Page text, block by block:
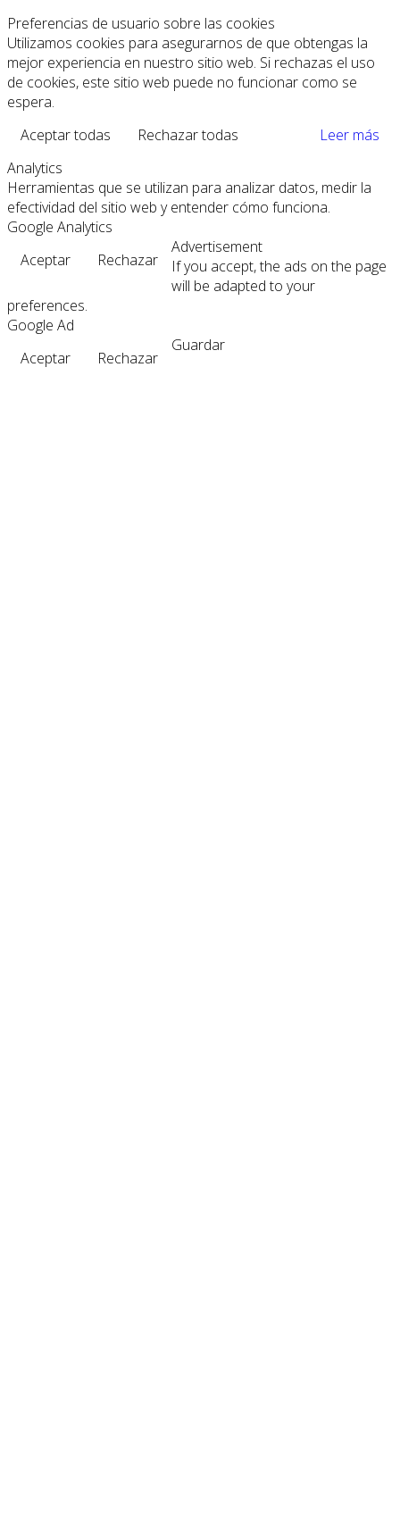
Preferencias de usuario sobre las cookies
Utilizamos cookies para asegurarnos de que obtengas la
mejor experiencia en nuestro sitio web. Si rechazas el uso
de cookies, este sitio web puede no funcionar como se
espera.
Aceptar todas
Rechazar todas
Leer más
Analytics
Herramientas que se utilizan para analizar datos, medir la
efectividad del sitio web y entender cómo funciona.
Google Analytics
Aceptar
Rechazar
Advertisement
If you accept, the ads on the page
will be adapted to your
preferences.
Google Ad
Aceptar
Rechazar
Guardar